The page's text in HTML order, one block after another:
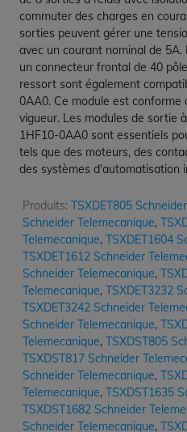
commuter des charges en
sorties peuvent gérer une
avec un courant nominal de
un connecteur frontal de 40
ressort sont également
0AA0. Ce module est conforme
vigueur. Les modules de sortie
1HF10-0AA0 sont essentiels
tels que des moteurs, des
des systèmes d'automatisation
Produits: TSXDET805
Schneider Telemecanique,
Telemecanique, TSXDET1604
TSXDET1612 Schneider
Schneider Telemecanique,
Telemecanique, TSXDET3232
TSXDET3242 Schneider
Schneider Telemecanique,
Telemecanique, TSXDST805
TSXDST817 Schneider
Schneider Telemecanique,
Telemecanique, TSXDST1635
TSXDST1682 Schneider
Schneider Telemecanique,